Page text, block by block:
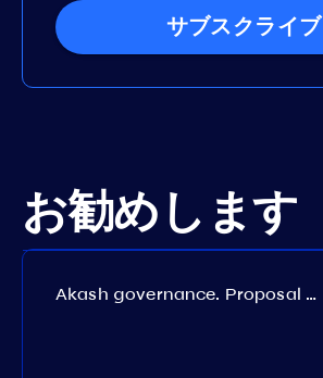
サブスクライブ
お勧めします
Akash governance. Proposal №308